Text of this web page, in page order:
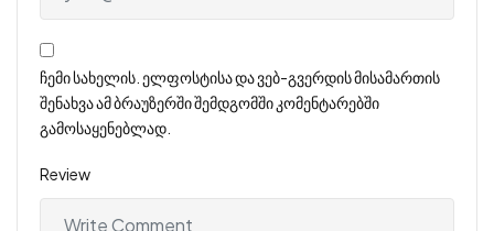
ჩემი სახელის. ელფოსტისა და ვებ-გვერდის მისამართის
შენახვა ამ ბრაუზერში შემდგომში კომენტარებში
გამოსაყენებლად.
Review